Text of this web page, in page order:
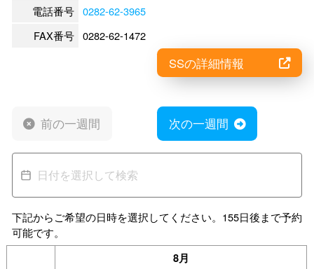
電話番号 0282-62-3965
FAX番号 0282-62-1472
SSの詳細情報
前の一週間 次の一週間
下記からご希望の日時を選択してください。155日後まで予約
可能です。
8月